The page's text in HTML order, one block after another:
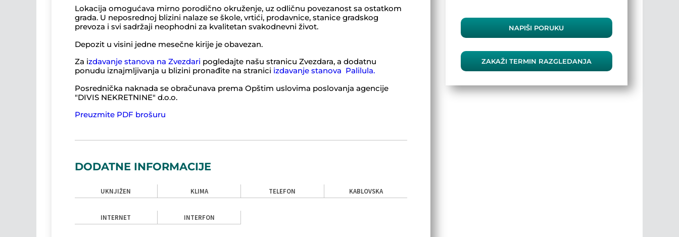
Lokacija omogućava mirno porodično okruženje, uz odličnu povezanost sa ostatkom
grada. U neposrednoj blizini nalaze se škole, vrtići, prodavnice, stanice gradskog
prevoza i svi sadržaji neophodni za kvalitetan svakodnevni život.
Depozit u visini jedne mesečne kirije je obavezan.
Za izdavanje stanova na Zvezdari pogledajte našu stranicu Zvezdara, a dodatnu
ponudu iznajmljivanja u blizini pronađite na stranici izdavanje stanova Palilula.
Posrednička naknada se obračunava prema Opštim uslovima poslovanja agencije
"DIVIS NEKRETNINE" d.o.o.
Preuzmite PDF brošuru
DODATNE INFORMACIJE
UKNJIŽEN KLIMA TELEFON KABLOVSKA
INTERNET INTERFON
NAPIŠI PORUKU
ZAKAŽI TERMIN RAZGLEDANJA